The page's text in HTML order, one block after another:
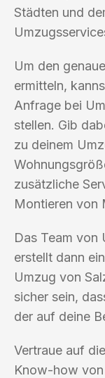
Städten und
Um den
ermitteln,
Anfrage bei
stellen. Gib
zu deinem
zusätzliche
Montieren von
Das Team von
erstellt dann
Umzug von
sicher sein,
der auf deine
Vertraue auf
Know-how